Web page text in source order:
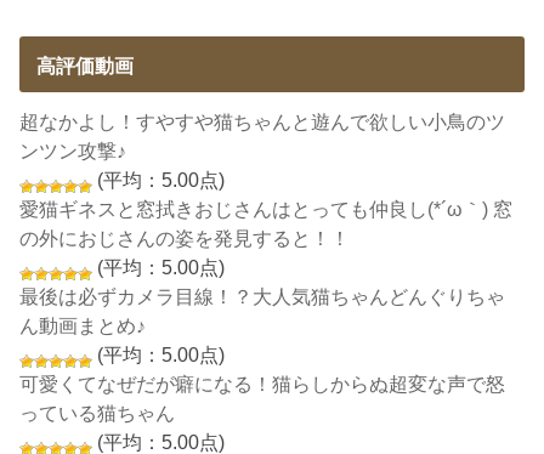
高評価動画
超なかよし！すやすや猫ちゃんと遊んで欲しい小鳥のツ
ンツン攻撃♪
(平均：5.00点)
愛猫ギネスと窓拭きおじさんはとっても仲良し(*´ω｀) 窓
の外におじさんの姿を発見すると！！
(平均：5.00点)
最後は必ずカメラ目線！？大人気猫ちゃんどんぐりちゃ
ん動画まとめ♪
(平均：5.00点)
可愛くてなぜだが癖になる！猫らしからぬ超変な声で怒
っている猫ちゃん
(平均：5.00点)